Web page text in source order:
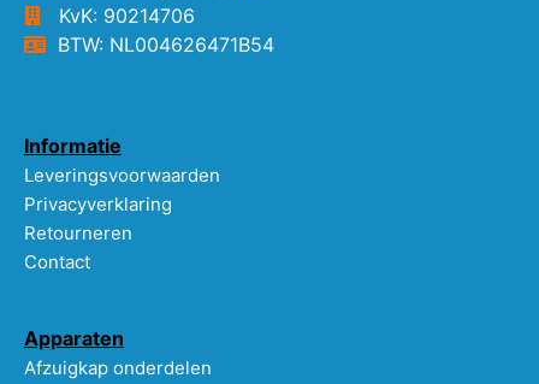
KvK: 90214706
BTW: NL004626471B54
Informatie
Leveringsvoorwaarden
Privacyverklaring
Retourneren
Contact
Apparaten
Afzuigkap onderdelen